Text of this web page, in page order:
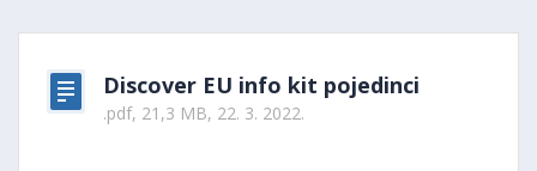
Discover EU info kit pojedinci
.pdf, 21,3 MB, 22. 3. 2022.